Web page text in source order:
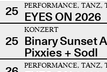
25 PERFORMANCE, TANZ,
EYES ON 2026
25
KONZERT
Binary Sunset
Pixxies + Sodl
PERFORMANCE, TANZ,